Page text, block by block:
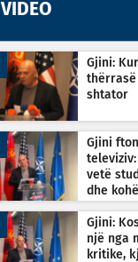
VIDEO
Gjini:
thërrasë
shtator
Gjini
vetë
dhe
Gjini:
një nga
kritike,